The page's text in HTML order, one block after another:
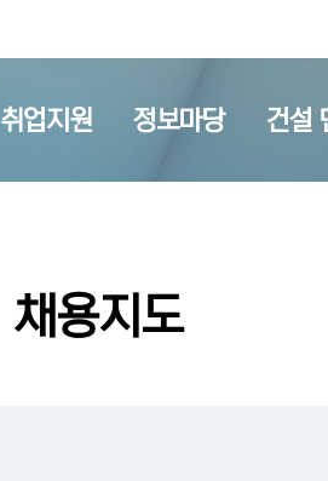
취업지원 정보마당 건설
채용지도